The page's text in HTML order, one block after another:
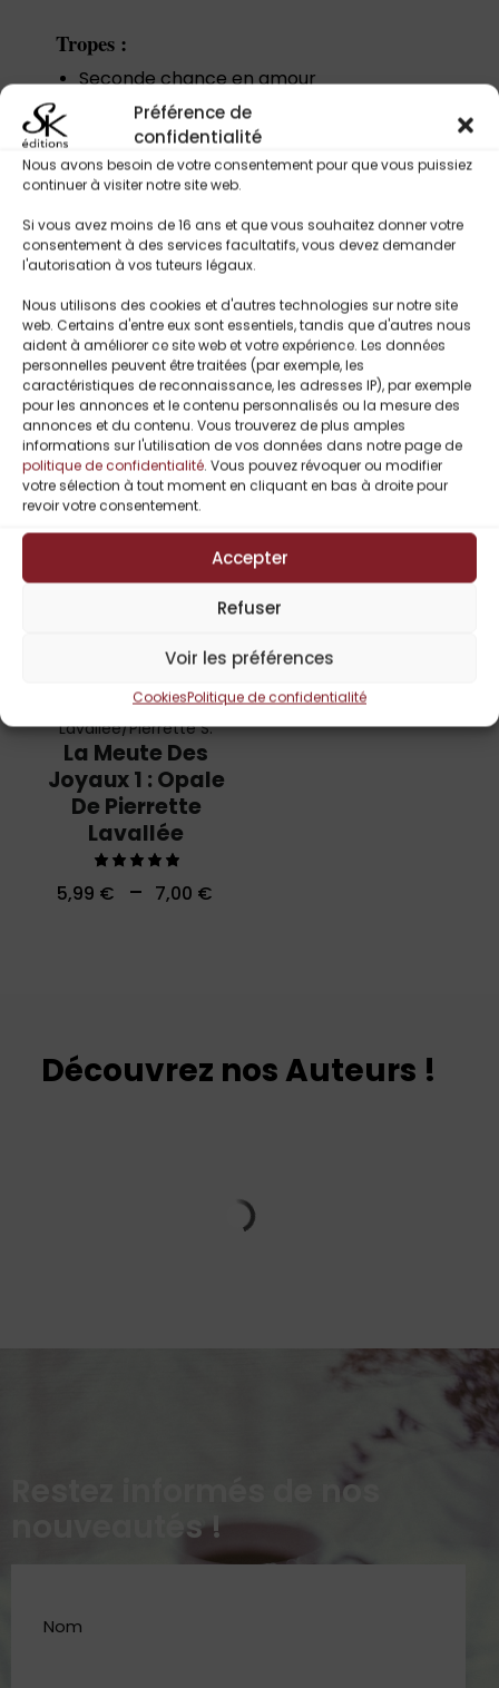
Préférence de
confidentialité
Nous avons besoin de votre consentement pour que vous puissiez
continuer à visiter notre site web.
Si vous avez moins de 16 ans et que vous souhaitez donner votre
consentement à des services facultatifs, vous devez demander
l'autorisation à vos tuteurs légaux.
Nous utilisons des cookies et d'autres technologies sur notre site
web. Certains d'entre eux sont essentiels, tandis que d'autres nous
aident à améliorer ce site web et votre expérience. Les données
personnelles peuvent être traitées (par exemple, les
caractéristiques de reconnaissance, les adresses IP), par exemple
pour les annonces et le contenu personnalisés ou la mesure des
annonces et du contenu. Vous trouverez de plus amples
informations sur l'utilisation de vos données dans notre page de
politique de confidentialité. Vous pouvez révoquer ou modifier
votre sélection à tout moment en cliquant en bas à droite pour
revoir votre consentement.
Accepter
Refuser
Voir les préférences
CookiesPolitique de confidentialité
Tropes :
Seconde chance en amour
Deuil et renaissance
Âmes sœurs
Harcèlement et mystère
Héros protecteur
Romance paranormale
Titres Similaires
UP TO-
55%
La Meute Des
Joyaux 1 : Opale
De Pierrette
Lavallée
Pierrette
Lavallée/Pierrette S.
5,99 € – 7,00 €
Note
Découvrez nos Auteurs !
Restez informés de nos
nouveautés !